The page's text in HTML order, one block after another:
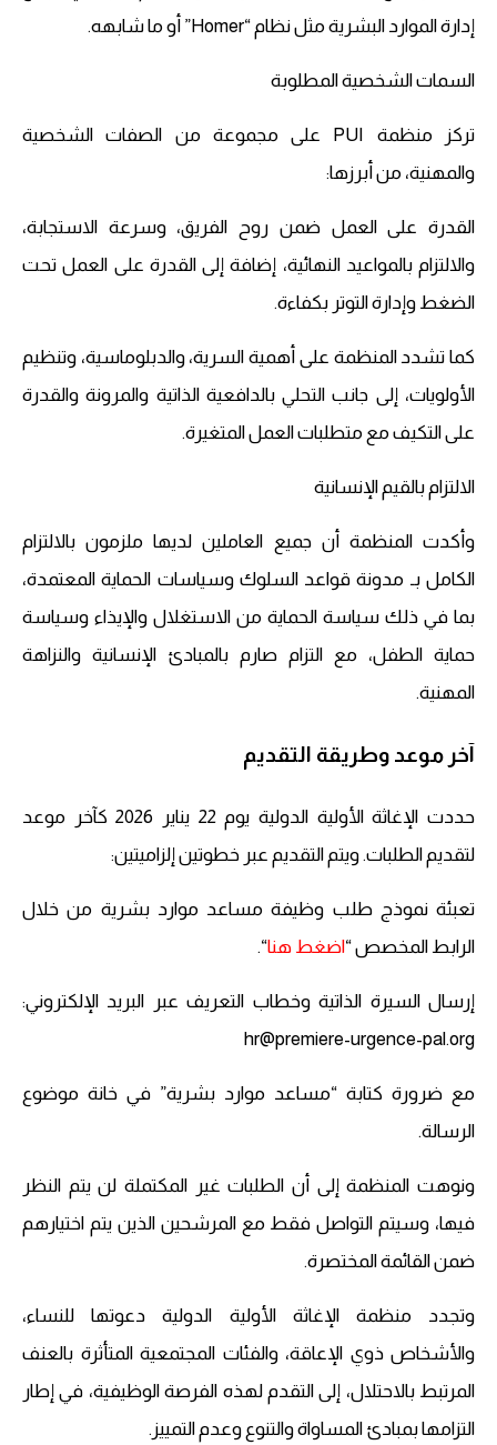
إدارة الموارد البشرية مثل نظام “Homer” أو ما شابهه.
السمات الشخصية المطلوبة
تركز منظمة PUI على مجموعة من الصفات الشخصية
والمهنية، من أبرزها:
القدرة على العمل ضمن روح الفريق، وسرعة الاستجابة،
والالتزام بالمواعيد النهائية، إضافة إلى القدرة على العمل تحت
الضغط وإدارة التوتر بكفاءة.
كما تشدد المنظمة على أهمية السرية، والدبلوماسية، وتنظيم
الأولويات، إلى جانب التحلي بالدافعية الذاتية والمرونة والقدرة
على التكيف مع متطلبات العمل المتغيرة.
الالتزام بالقيم الإنسانية
وأكدت المنظمة أن جميع العاملين لديها ملزمون بالالتزام
الكامل بـ مدونة قواعد السلوك وسياسات الحماية المعتمدة،
بما في ذلك سياسة الحماية من الاستغلال والإيذاء وسياسة
حماية الطفل، مع التزام صارم بالمبادئ الإنسانية والنزاهة
المهنية.
آخر موعد وطريقة التقديم
حددت الإغاثة الأولية الدولية يوم 22 يناير 2026 كآخر موعد
لتقديم الطلبات. ويتم التقديم عبر خطوتين إلزاميتين:
تعبئة نموذج طلب وظيفة مساعد موارد بشرية من خلال
الرابط المخصص “اضغط هنا“.
إرسال السيرة الذاتية وخطاب التعريف عبر البريد الإلكتروني:
hr@premiere-urgence-pal.org
مع ضرورة كتابة “مساعد موارد بشرية” في خانة موضوع
الرسالة.
ونوهت المنظمة إلى أن الطلبات غير المكتملة لن يتم النظر
فيها، وسيتم التواصل فقط مع المرشحين الذين يتم اختيارهم
ضمن القائمة المختصرة.
وتجدد منظمة الإغاثة الأولية الدولية دعوتها للنساء،
والأشخاص ذوي الإعاقة، والفئات المجتمعية المتأثرة بالعنف
المرتبط بالاحتلال، إلى التقدم لهذه الفرصة الوظيفية، في إطار
التزامها بمبادئ المساواة والتنوع وعدم التمييز.